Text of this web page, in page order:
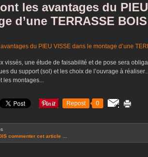
les avantages du
d’une TERRASSE
vissés, une étude de faisabilité et de pose sera
du support (sol) et les choix de l’ouvrage à
les montages...
Repost 0
commenter cet article